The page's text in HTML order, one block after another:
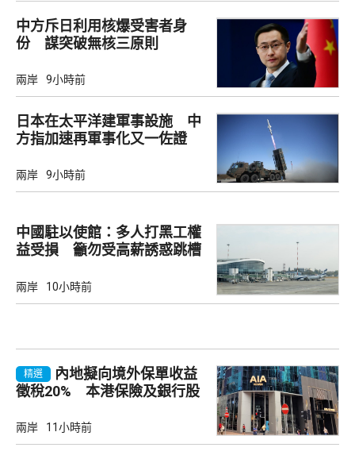
中方斥日利用核爆受害者身
份 謀突破無核三原則
兩岸 9小時前
日本在太平洋建軍事設施 中
方指加速再軍事化又一佐證
兩岸 9小時前
中國駐以使館：多人打黑工權
益受損 籲勿受高薪誘惑跳槽
兩岸 10小時前
精選
內地擬向境外保單收益
徵稅20% 本港保險及銀行股
兩岸 11小時前